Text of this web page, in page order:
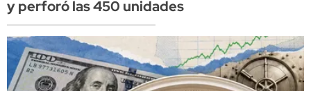
y perforó las 450 unidades